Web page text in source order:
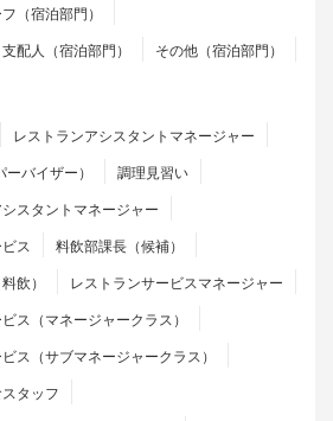
（宿泊部門）
配人（宿泊部門）
その他（宿泊部門）
レストランアシスタントマネージャー
バイザー）
調理見習い
スタントマネージャー
ス
料飲部課長（候補）
飲）
レストランサービスマネージャー
ス（マネージャークラス）
ス（サブマネージャークラス）
タッフ